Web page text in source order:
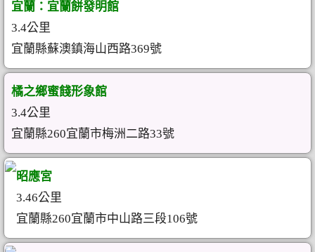
宜蘭：宜蘭餅發明館
3.4公里
宜蘭縣蘇澳鎮海山西路369號
橘之鄉蜜餞形象館
3.4公里
宜蘭縣260宜蘭市梅洲二路33號
昭應宮
3.46公里
宜蘭縣260宜蘭市中山路三段106號